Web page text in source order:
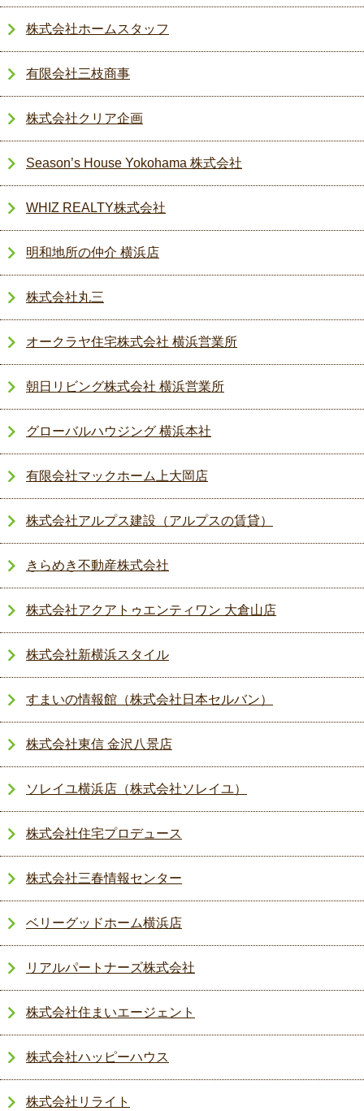
株式会社ホームスタッフ
有限会社三枝商事
株式会社クリア企画
Season’s House Yokohama 株式会社
WHIZ REALTY株式会社
明和地所の仲介 横浜店
株式会社丸三
オークラヤ住宅株式会社 横浜営業所
朝日リビング株式会社 横浜営業所
グローバルハウジング 横浜本社
有限会社マックホーム上大岡店
株式会社アルプス建設（アルプスの賃貸）
きらめき不動産株式会社
株式会社アクアトゥエンティワン 大倉山店
株式会社新横浜スタイル
すまいの情報館（株式会社日本セルバン）
株式会社東信 金沢八景店
ソレイユ横浜店（株式会社ソレイユ）
株式会社住宅プロデュース
株式会社三春情報センター
ベリーグッドホーム横浜店
リアルパートナーズ株式会社
株式会社住まいエージェント
株式会社ハッピーハウス
株式会社リライト